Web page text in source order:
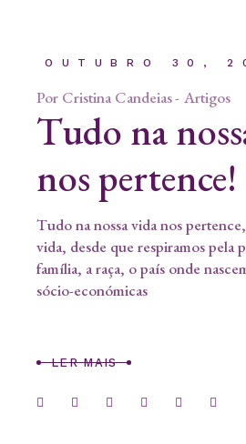
OUTUBRO 30,
Por Cristina Candeias Artigos
Tudo na
nos pertence!
Tudo na nossa vida nos
vida, desde que respiramos pela
família, a raça, o país onde
sócio-económicas
LER MAIS